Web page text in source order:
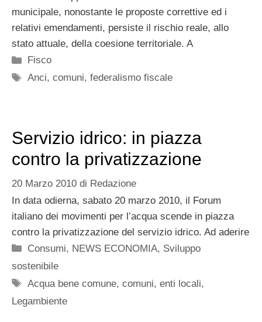
municipale, nonostante le proposte correttive ed i
relativi emendamenti, persiste il rischio reale, allo
stato attuale, della coesione territoriale. A
Categorie
Fisco
Tag
Anci,comuni,federalismo fiscale
Servizio idrico: in piazza
contro la privatizzazione
20 Marzo 2010 di Redazione
In data odierna, sabato 20 marzo 2010, il Forum
italiano dei movimenti per l’acqua scende in piazza
contro la privatizzazione del servizio idrico. Ad aderire
Categorie
Consumi, NEWS ECONOMIA, Sviluppo
sostenibile
Tag
Acqua bene comune,comuni,enti locali,
Legambiente